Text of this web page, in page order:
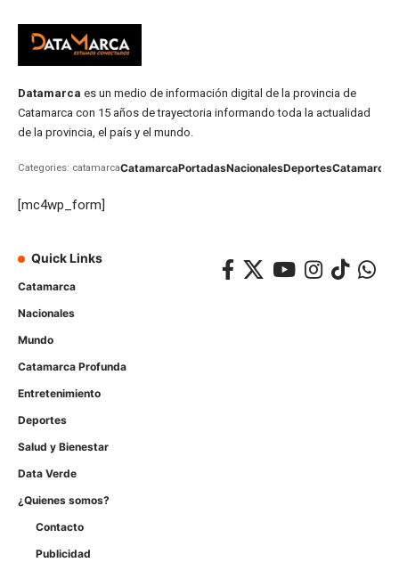
Datamarca es un medio de información digital de la provincia de
Catamarca con 15 años de trayectoria informando toda la actualidad
de la provincia, el país y el mundo.
Categories: catamarcaCatamarcaPortadasNacionalesDeportesCatamarca
[mc4wp_form]
Quick Links
Catamarca
Nacionales
Mundo
Catamarca Profunda
Entretenimiento
Deportes
Salud y Bienestar
Data Verde
¿Quienes somos?
Contacto
Publicidad